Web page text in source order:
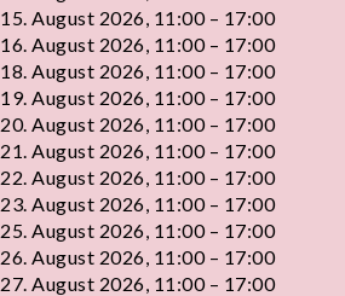
15. August 2026, 11:00 – 17:00
16. August 2026, 11:00 – 17:00
18. August 2026, 11:00 – 17:00
19. August 2026, 11:00 – 17:00
20. August 2026, 11:00 – 17:00
21. August 2026, 11:00 – 17:00
22. August 2026, 11:00 – 17:00
23. August 2026, 11:00 – 17:00
25. August 2026, 11:00 – 17:00
26. August 2026, 11:00 – 17:00
27. August 2026, 11:00 – 17:00